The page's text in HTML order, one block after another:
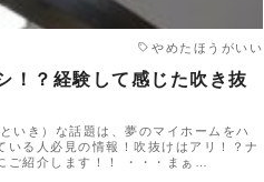
やめたほうがいい
！？経験して感じた吹き抜
いき）な話題は、夢のマイホームをハ
いる人必見の情報！吹抜けはアリ！？ナ
ご紹介します！！ ・・・まぁ…